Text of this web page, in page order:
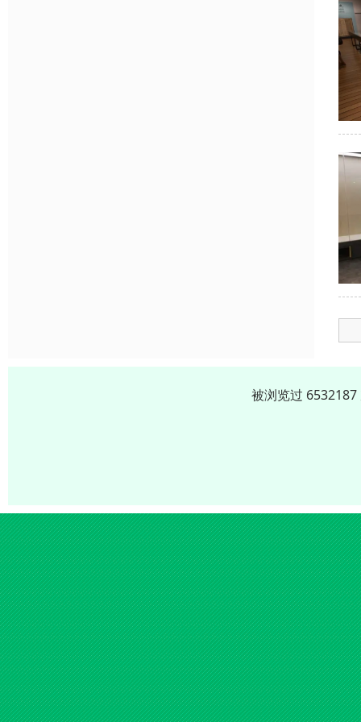
被浏览过